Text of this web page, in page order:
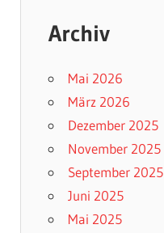
Archiv
Mai 2026
März 2026
Dezember 2025
November 2025
September 2025
Juni 2025
Mai 2025